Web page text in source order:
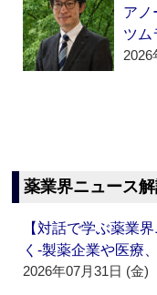
ア
ツ
2026
薬業界ニュース
【対話で学ぶ薬業
く‐製薬企業や医療
2026年07月31日 (金)